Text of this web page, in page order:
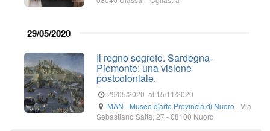
29/05/2020
Il regno segreto. Sardegna-
Piemonte: una visione
postcoloniale.
29/05/2020 al 15/11/2020
MAN - Museo d'arte Provincia di Nuoro -Via
Sebastiano Satta, 27-08100 Nuoro